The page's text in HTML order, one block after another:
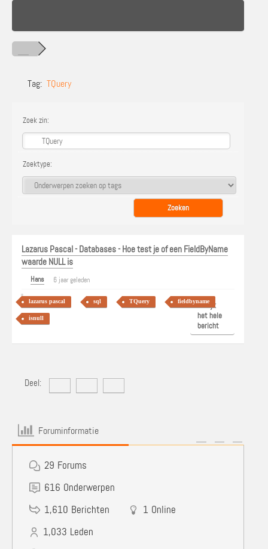
Tag: TQuery
Zoek zin:
Zoektype:
Lazarus Pascal - Databases - Hoe test je of een FieldByName
waarde NULL is
Hans 6 jaar geleden
lazarus pascal sql TQuery fieldbyname
isnull
Bekijk
het hele
bericht
Deel:
Foruminformatie
29 Forums
616 Onderwerpen
1,610 Berichten 1 Online
1,033 Leden